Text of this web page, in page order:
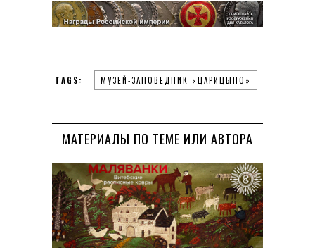
TAGS: МУЗЕЙ-ЗАПОВЕДНИК «ЦАРИЦЫНО»
МАТЕРИАЛЫ ПО ТЕМЕ ИЛИ АВТОРА